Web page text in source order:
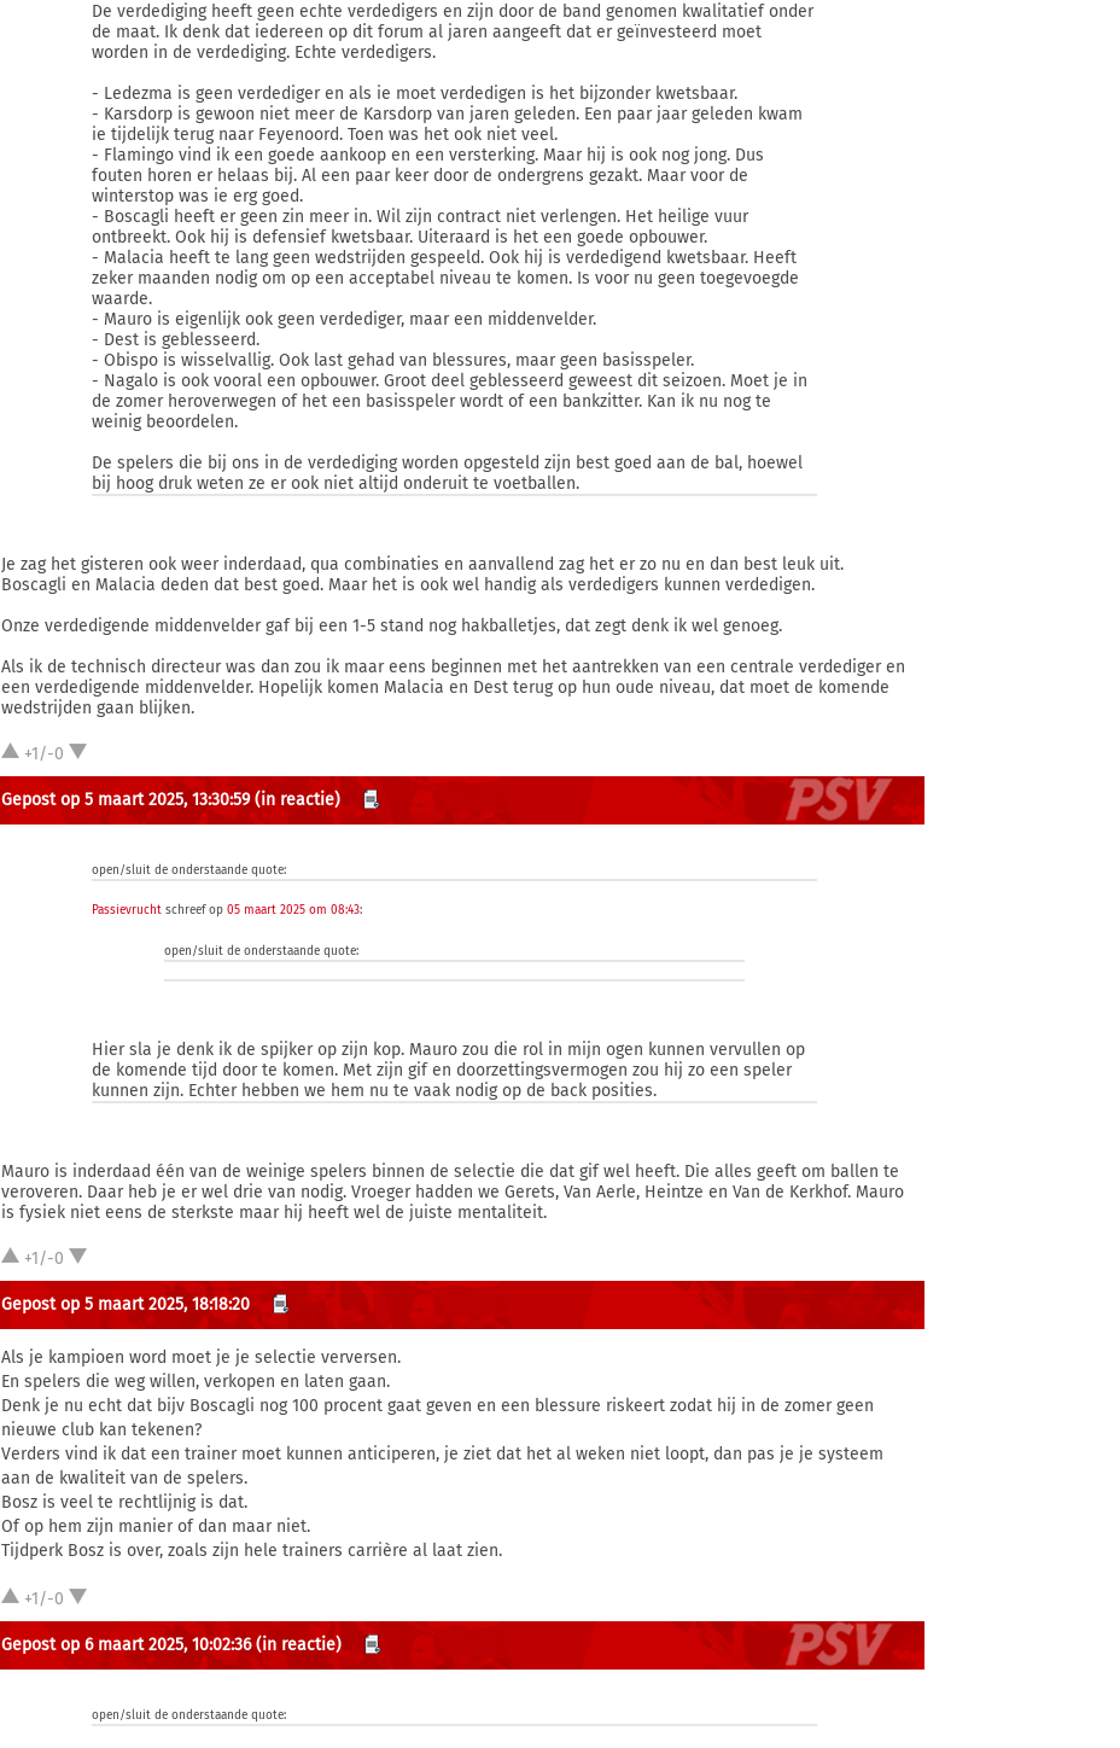
De verdediging heeft geen echte verdedigers en zijn door de band genomen kwalitatief onder
de maat. Ik denk dat iedereen op dit forum al jaren aangeeft dat er geïnvesteerd moet
worden in de verdediging. Echte verdedigers.
- Ledezma is geen verdediger en als ie moet verdedigen is het bijzonder kwetsbaar.
- Karsdorp is gewoon niet meer de Karsdorp van jaren geleden. Een paar jaar geleden kwam
ie tijdelijk terug naar Feyenoord. Toen was het ook niet veel.
- Flamingo vind ik een goede aankoop en een versterking. Maar hij is ook nog jong. Dus
fouten horen er helaas bij. Al een paar keer door de ondergrens gezakt. Maar voor de
winterstop was ie erg goed.
- Boscagli heeft er geen zin meer in. Wil zijn contract niet verlengen. Het heilige vuur
ontbreekt. Ook hij is defensief kwetsbaar. Uiteraard is het een goede opbouwer.
- Malacia heeft te lang geen wedstrijden gespeeld. Ook hij is verdedigend kwetsbaar. Heeft
zeker maanden nodig om op een acceptabel niveau te komen. Is voor nu geen toegevoegde
waarde.
- Mauro is eigenlijk ook geen verdediger, maar een middenvelder.
- Dest is geblesseerd.
- Obispo is wisselvallig. Ook last gehad van blessures, maar geen basisspeler.
- Nagalo is ook vooral een opbouwer. Groot deel geblesseerd geweest dit seizoen. Moet je in
de zomer heroverwegen of het een basisspeler wordt of een bankzitter. Kan ik nu nog te
weinig beoordelen.
De spelers die bij ons in de verdediging worden opgesteld zijn best goed aan de bal, hoewel
bij hoog druk weten ze er ook niet altijd onderuit te voetballen.
Je zag het gisteren ook weer inderdaad, qua combinaties en aanvallend zag het er zo nu en dan best leuk uit.
Boscagli en Malacia deden dat best goed. Maar het is ook wel handig als verdedigers kunnen verdedigen.
Onze verdedigende middenvelder gaf bij een 1-5 stand nog hakballetjes, dat zegt denk ik wel genoeg.
Als ik de technisch directeur was dan zou ik maar eens beginnen met het aantrekken van een centrale verdediger en
een verdedigende middenvelder. Hopelijk komen Malacia en Dest terug op hun oude niveau, dat moet de komende
wedstrijden gaan blijken.
+1/-0
Gepost op 5 maart 2025, 13:30:59 (in reactie)
open/sluit de onderstaande quote:
Passievrucht schreef op05 maart 2025 om 08:43:
open/sluit de onderstaande quote:
Hier sla je denk ik de spijker op zijn kop. Mauro zou die rol in mijn ogen kunnen vervullen op
de komende tijd door te komen. Met zijn gif en doorzettingsvermogen zou hij zo een speler
kunnen zijn. Echter hebben we hem nu te vaak nodig op de back posities.
Mauro is inderdaad één van de weinige spelers binnen de selectie die dat gif wel heeft. Die alles geeft om ballen te
veroveren. Daar heb je er wel drie van nodig. Vroeger hadden we Gerets, Van Aerle, Heintze en Van de Kerkhof. Mauro
is fysiek niet eens de sterkste maar hij heeft wel de juiste mentaliteit.
+1/-0
Gepost op 5 maart 2025, 18:18:20
Als je kampioen word moet je je selectie verversen.
En spelers die weg willen, verkopen en laten gaan.
Denk je nu echt dat bijv Boscagli nog 100 procent gaat geven en een blessure riskeert zodat hij in de zomer geen
nieuwe club kan tekenen?
Verders vind ik dat een trainer moet kunnen anticiperen, je ziet dat het al weken niet loopt, dan pas je je systeem
aan de kwaliteit van de spelers.
Bosz is veel te rechtlijnig is dat.
Of op hem zijn manier of dan maar niet.
Tijdperk Bosz is over, zoals zijn hele trainers carrière al laat zien.
+1/-0
Gepost op 6 maart 2025, 10:02:36 (in reactie)
open/sluit de onderstaande quote: